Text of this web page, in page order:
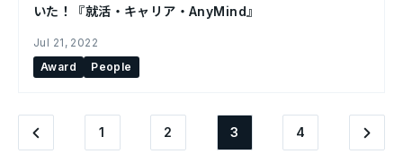
いた！『就活・キャリア・AnyMind』
Jul 21, 2022
Award
People
1 2 3 4